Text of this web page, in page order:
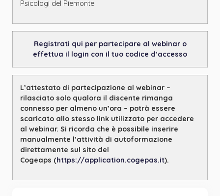
Psicologi del Piemonte
Registrati qui per partecipare al webinar o
effettua il login con il tuo codice d’accesso
L’attestato di partecipazione al webinar –
rilasciato solo qualora il discente rimanga
connesso per almeno un’ora – potrà essere
scaricato allo stesso link utilizzato per accedere
al webinar. Si ricorda che è possibile inserire
manualmente l’attività di autoformazione
direttamente sul sito del
Cogeaps (https://application.cogepas.it).